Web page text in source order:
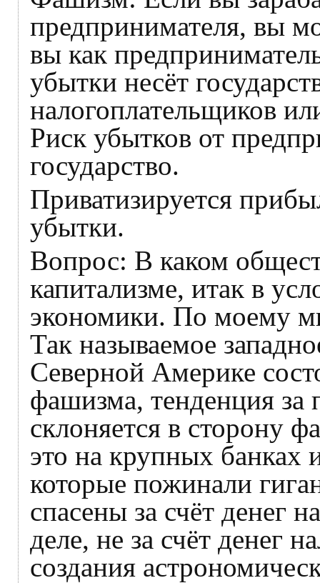
предпринимателя, вы
вы как
убытки несёт
налогоплательщиков
Риск убытков от
государство.
Приватизируется
убытки.
Вопрос: В каком
капитализме, итак в
экономики. По моему
Так называемое
Северной Америке
фашизма, тенденция за
склоняется в сторону
это на крупных банках
которые пожинали
спасены за счёт денег
деле, не за счёт денег
создания